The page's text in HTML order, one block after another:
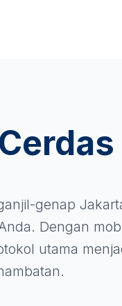
genap
Dengan
utama